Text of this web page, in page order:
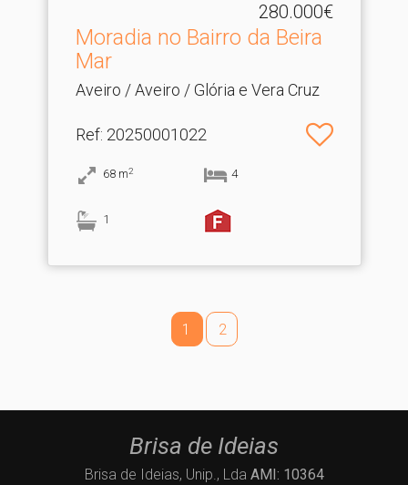
280.000€
Moradia no Bairro da Beira
Mar
Aveiro / Aveiro / Glória e Vera Cruz
Ref: 20250001022
68 m2 4
1
1 2
Brisa de Ideias
Brisa de Ideias, Unip., Lda AMI: 10364